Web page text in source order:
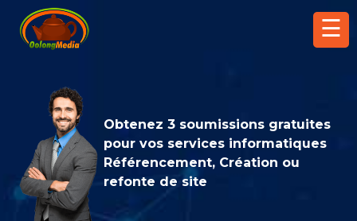
☰
Obtenez 3 soumissions gratuites
pour vos services informatiques
Référencement, Création ou
refonte de site